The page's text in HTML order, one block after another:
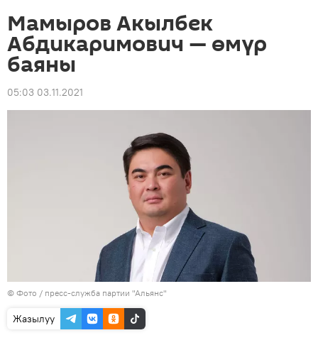
Мамыров Акылбек
Абдикаримович — өмүр
баяны
05:03 03.11.2021
© Фото / пресс-служба партии "Альянс"
Жазылуу